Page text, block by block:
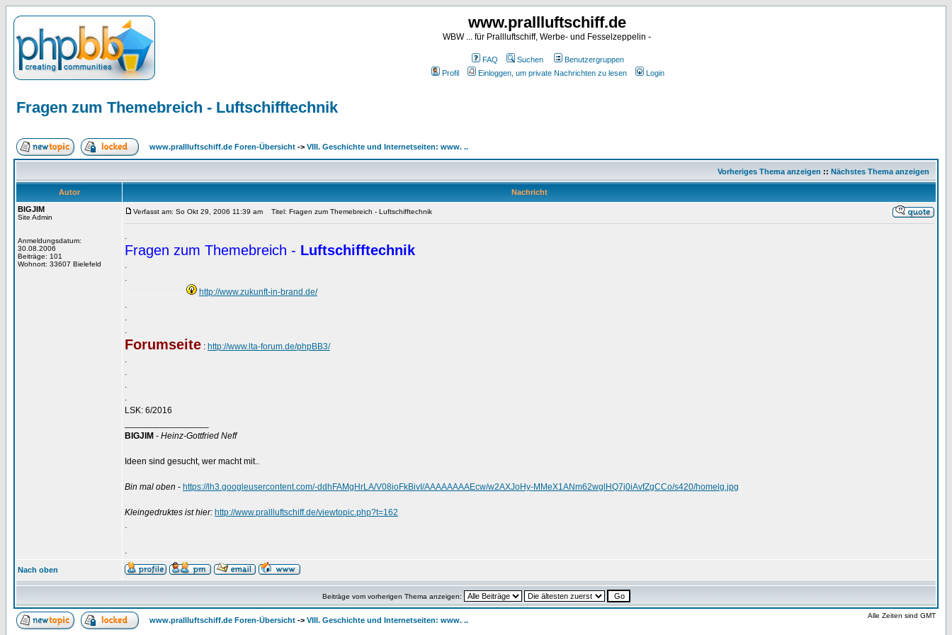
www.prallluftschiff.de
WBW ... für Prallluftschiff, Werbe- und Fesselzeppelin -
FAQ Suchen
Benutzergruppen
Profil
Einloggen, um private Nachrichten zu lesen Login
Fragen zum Themebreich - Luftschifftechnik
www.prallluftschiff.de Foren-Übersicht -> VIII. Geschichte und Internetseiten: www. ..
Vorheriges Thema anzeigen :: Nächstes Thema anzeigen
Autor
Nachricht
BIGJIM
Site Admin
Anmeldungsdatum:
30.08.2006
Beiträge: 101
Wohnort: 33607 Bielefeld
Verfasst am: So Okt 29, 2006 11:39 am Titel: Fragen zum Themebreich - Luftschifftechnik
.
Fragen zum Themebreich - Luftschifftechnik
.
.
http://www.zukunft-in-brand.de/
.
.
.
Forumseite : http://www.lta-forum.de/phpBB3/
.
.
.
.
LSK: 6/2016
BIGJIM - Heinz-Gottfried Neff
Ideen sind gesucht, wer macht mit..
Bin mal oben - https://lh3.googleusercontent.com/-ddhFAMgHrLA/V08ioFkBivI/AAAAAAAAEcw/w2AXJoHy-MMeX1ANm62wglHQ7j0iAvfZgCCo/s420/homelg.jpg
Kleingedruktes ist hier: http://www.prallluftschiff.de/viewtopic.php?t=162
.
.
Nach oben
Beiträge vom vorherigen Thema anzeigen:
www.prallluftschiff.de Foren-Übersicht -> VIII. Geschichte und Internetseiten: www. ..
Alle Zeiten sind GMT